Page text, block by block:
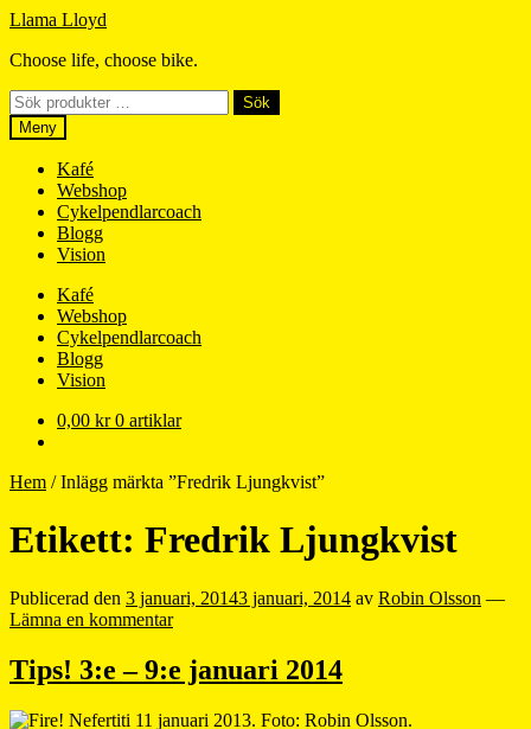
Hoppa
navigering
Hoppa
innehåll
Llama Lloyd
Choose life, choose bike.
Sök
efter:
Sök
Meny
Kafé
Webshop
Cykelpendlarcoach
Blogg
Vision
Kafé
Webshop
Cykelpendlarcoach
Blogg
Vision
0,00 kr 0 artiklar
Hem /Inlägg märkta ”Fredrik Ljungkvist”
Etikett: Fredrik Ljungkvist
Publicerad den 3 januari, 20143 januari, 2014 av Robin Olsson —
Lämna en kommentar
Tips! 3:e – 9:e januari 2014